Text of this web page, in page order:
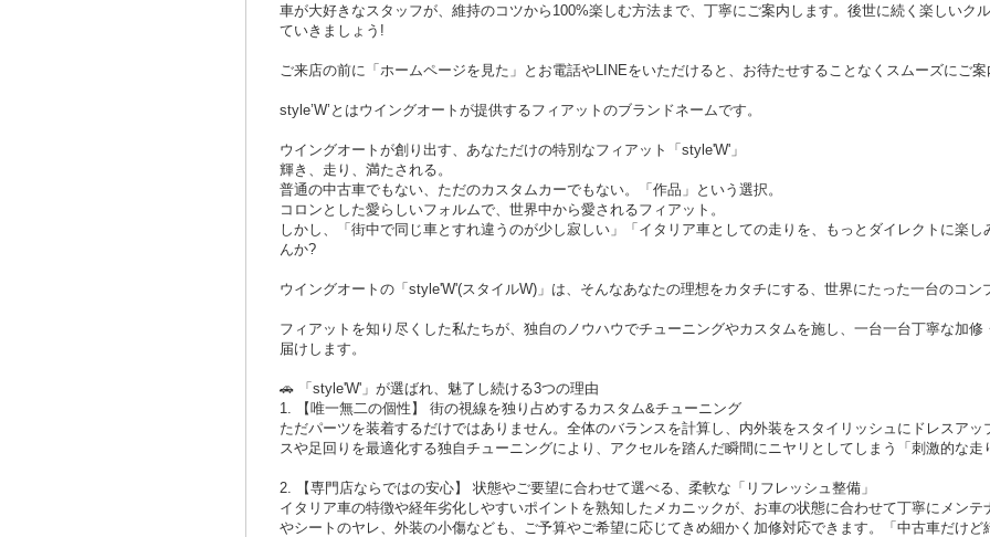
車が大好きなスタッフが、維持のコツから100%楽しむ方法まで、丁寧にご案内します。後世に続く楽しいク
ていきましょう!
ご来店の前に「ホームページを見た」とお電話やLINEをいただけると、お待たせすることなくスムーズにご
style’W’とはウイングオートが提供するフィアットのブランドネームです。
ウイングオートが創り出す、あなただけの特別なフィアット「style'W'」
輝き、走り、満たされる。
普通の中古車でもない、ただのカスタムカーでもない。「作品」という選択。
コロンとした愛らしいフォルムで、世界中から愛されるフィアット。
しかし、「街中で同じ車とすれ違うのが少し寂しい」「イタリア車としての走りを、もっとダイレクトに楽
んか?
ウイングオートの「style'W'(スタイルW)」は、そんなあなたの理想をカタチにする、世界にたった一台のコン
フィアットを知り尽くした私たちが、独自のノウハウでチューニングやカスタムを施し、一台一台丁寧な加
届けします。
🚗 「style'W'」が選ばれ、魅了し続ける3つの理由
1. 【唯一無二の個性】 街の視線を独り占めするカスタム&チューニング
ただパーツを装着するだけではありません。全体のバランスを計算し、内外装をスタイリッシュにドレスア
スや足回りを最適化する独自チューニングにより、アクセルを踏んだ瞬間にニヤリとしてしまう「刺激的な走
2. 【専門店ならではの安心】 状態やご要望に合わせて選べる、柔軟な「リフレッシュ整備」
イタリア車の特徴や経年劣化しやすいポイントを熟知したメカニックが、お車の状態に合わせて丁寧にメン
やシートのヤレ、外装の小傷なども、ご予算やご希望に応じてきめ細かく加修対応できます。「中古車だけ